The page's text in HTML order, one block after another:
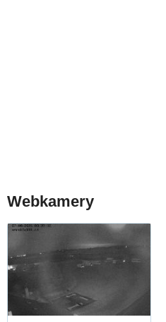
Webkamery